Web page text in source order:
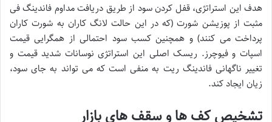
هدف این استراتژی، قفل کردن سود از طریق دریافت مداوم فاندینگ فی
مثبت از پوزیشن شورت (که در این حالت لانگ کاران به شورت کاران
پرداخت می کنند) و همچنین کسب سود احتمالی از همگرایی قیمت
اسپات و فیوچرز. ریسک اصلی این استراتژی نوسانات شدید قیمت و
تغییر ناگهانی فاندینگ ریت به منفی است که می تواند به جای سود،
زیان ایجاد کند.
تشخیص کف ها و سقف های بازار